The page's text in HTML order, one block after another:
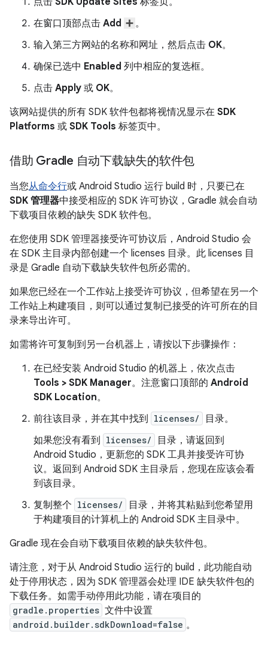
在窗口顶部点击 Add
。
输入第三方网站的名称和网址，然后点击 OK。
确保已选中 Enabled 列中相应的复选框。
点击 Apply 或 OK。
该网站提供的所有 SDK 软件包都将视情况显示在 SDK
Platforms 或 SDK Tools 标签页中。
借助 Gradle 自动下载缺失的软件包
当您从命令行或 Android Studio 运行 build 时，只要已在
SDK 管理器中接受相应的 SDK 许可协议，Gradle 就会自动
下载项目依赖的缺失 SDK 软件包。
在您使用 SDK 管理器接受许可协议后，Android Studio 会
在 SDK 主目录内部创建一个 licenses 目录。此 licenses 目
录是 Gradle 自动下载缺失软件包所必需的。
如果您已经在一个工作站上接受许可协议，但希望在另一个
工作站上构建项目，则可以通过复制已接受的许可所在的目
录来导出许可。
如需将许可复制到另一台机器上，请按以下步骤操作：
在已经安装 Android Studio 的机器上，依次点击
Tools > SDK Manager。注意窗口顶部的 Android
SDK Location。
前往该目录，并在其中找到
licenses/
目录。
如果您没有看到
licenses/
目录，请返回到
Android Studio，更新您的 SDK 工具并接受许可协
议。返回到 Android SDK 主目录后，您现在应该会看
到该目录。
复制整个 licenses/
目录，并将其粘贴到您希望用
于构建项目的计算机上的 Android SDK 主目录中。
Gradle 现在会自动下载项目依赖的缺失软件包。
请注意，对于从 Android Studio 运行的 build，此功能自动
处于停用状态，因为 SDK 管理器会处理 IDE 缺失软件包的
下载任务。如需手动停用此功能，请在项目的
gradle.properties 文件中设置
android.builder.sdkDownload=false 。